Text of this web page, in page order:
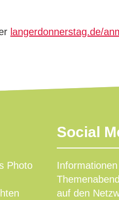
langerdonnerstag.de/
Photo
Social
auf den